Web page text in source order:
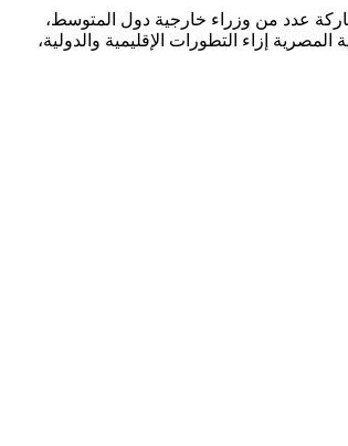
عدد من وزراء خارجية دول المتوسط،
إزاء التطورات الإقليمية والدولية،